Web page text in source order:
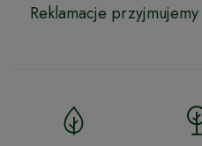
Reklamacje